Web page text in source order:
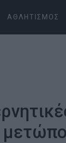
ΑΘΛΗΤΙΣΜΌΣ